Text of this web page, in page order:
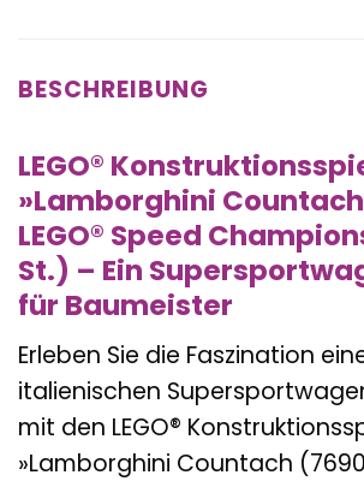
BESCHREIBUNG
LEGO®
»Lamborghini
LEGO® Speed
St.) – Ein
für Baumeister
Erleben Sie die Faszination
italienischen
mit den LEGO®
»Lamborghini Countach